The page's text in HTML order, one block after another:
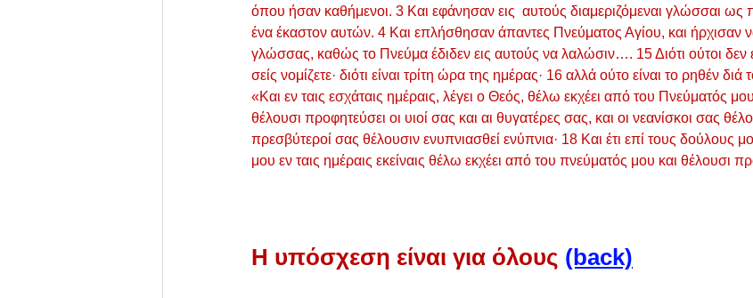
όπου ήσαν καθήμενοι. 3 Και εφάνησαν εις  αυτούς διαμεριζόμεναι γλώσσαι ως
ένα έκαστον αυτών. 4 Και επλήσθησαν άπαντες Πνεύματος Αγίου, και ήρχισαν
γλώσσας, καθώς το Πνεύμα έδιδεν εις αυτούς να λαλώσιν…. 15 Διότι ούτοι δεν
σείς νομίζετε· διότι είναι τρίτη ώρα της ημέρας· 16 αλλά ούτο είναι το ρηθέν
«Και εν ταις εσχάταις ημέραις, λέγει ο Θεός, θέλω εκχέει από του Πνεύματός
θέλουσι προφητεύσει οι υιοί σας και αι θυγατέρες σας, και οι νεανίσκοι σας
πρεσβύτεροί σας θέλουσιν ενυπνιασθεί ενύπνια· 18 Και έτι επί τους δούλους
μου εν ταις ημέραις εκείναις θέλω εκχέει από του πνεύματός μου και θέλουσι
Η υπόσχεση είναι για όλους (back)